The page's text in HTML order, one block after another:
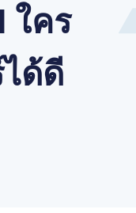
ใคร
ได้ดี